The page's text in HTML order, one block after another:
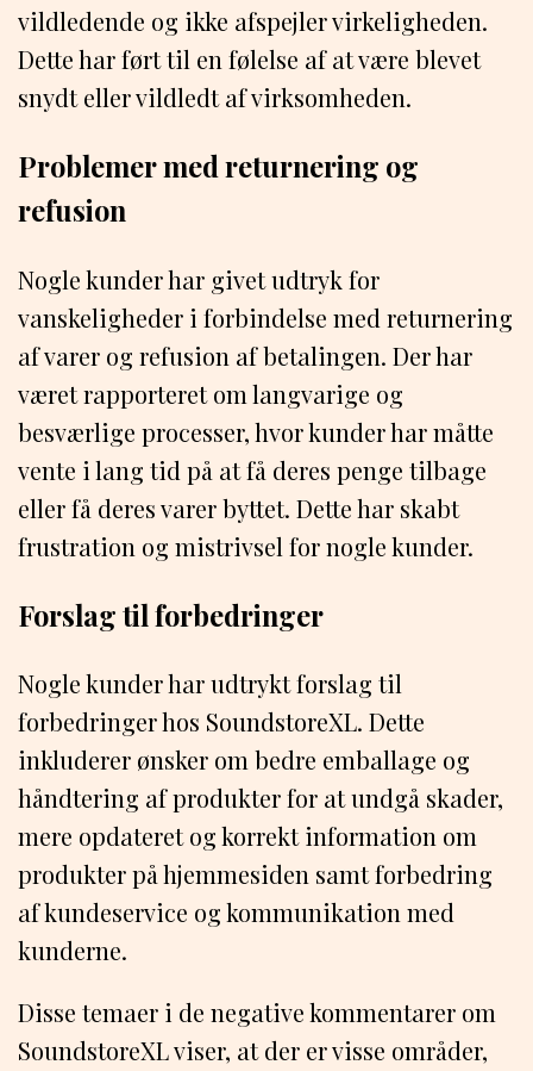
vildledende og ikke afspejler virkeligheden.
Dette har ført til en følelse af at være blevet
snydt eller vildledt af virksomheden.
Problemer med returnering og
refusion
Nogle kunder har givet udtryk for
vanskeligheder i forbindelse med returnering
af varer og refusion af betalingen. Der har
været rapporteret om langvarige og
besværlige processer, hvor kunder har måtte
vente i lang tid på at få deres penge tilbage
eller få deres varer byttet. Dette har skabt
frustration og mistrivsel for nogle kunder.
Forslag til forbedringer
Nogle kunder har udtrykt forslag til
forbedringer hos SoundstoreXL. Dette
inkluderer ønsker om bedre emballage og
håndtering af produkter for at undgå skader,
mere opdateret og korrekt information om
produkter på hjemmesiden samt forbedring
af kundeservice og kommunikation med
kunderne.
Disse temaer i de negative kommentarer om
SoundstoreXL viser, at der er visse områder,